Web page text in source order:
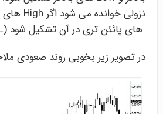
های پائئن تری در آن تشکیل شود (LH,LL) .
در تصویر زیر بخوبی روند صعودی